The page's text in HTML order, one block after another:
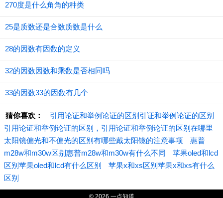
270度是什么角角的种类
25是质数还是合数质数是什么
28的因数有因数的定义
32的因数因数和乘数是否相同吗
33的因数33的因数有几个
猜你喜欢：
引用论证和举例论证的区别引证和举例论证的区别
引用论证和举例论证的区别，引用论证和举例论证的区别在哪里
太阳镜偏光和不偏光的区别有哪些戴太阳镜的注意事项
惠普
m28w和m30w区别惠普m28w和m30w有什么不同
苹果oled和lcd
区别苹果oled和lcd有什么区别
苹果x和xs区别苹果x和xs有什么
区别
© 2026 一点知道